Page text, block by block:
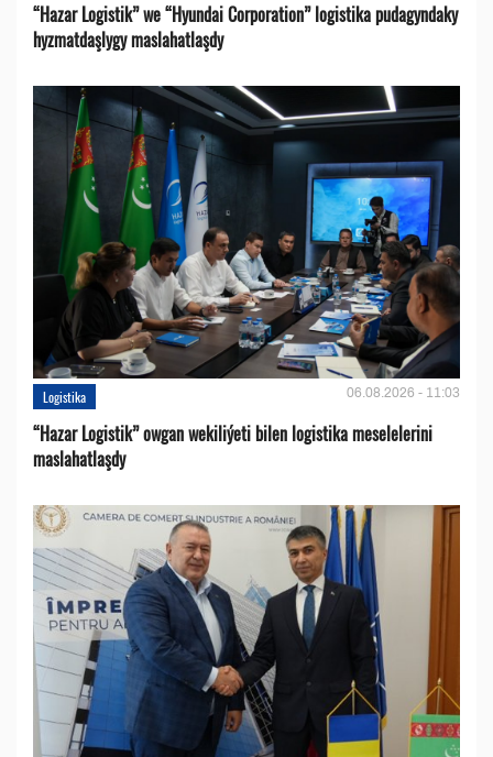
“Hazar Logistik” we “Hyundai Corporation” logistika pudagyndaky
hyzmatdaşlygy maslahatlaşdy
Logistika 06.08.2026 - 11:03
“Hazar Logistik” owgan wekiliýeti bilen logistika meselelerini
maslahatlaşdy